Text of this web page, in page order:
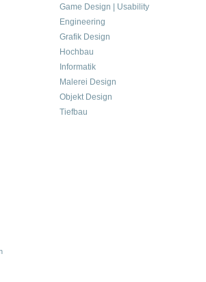
Game Design | Usability
Engineering
Grafik Design
Hochbau
Informatik
Malerei Design
Objekt Design
Tiefbau